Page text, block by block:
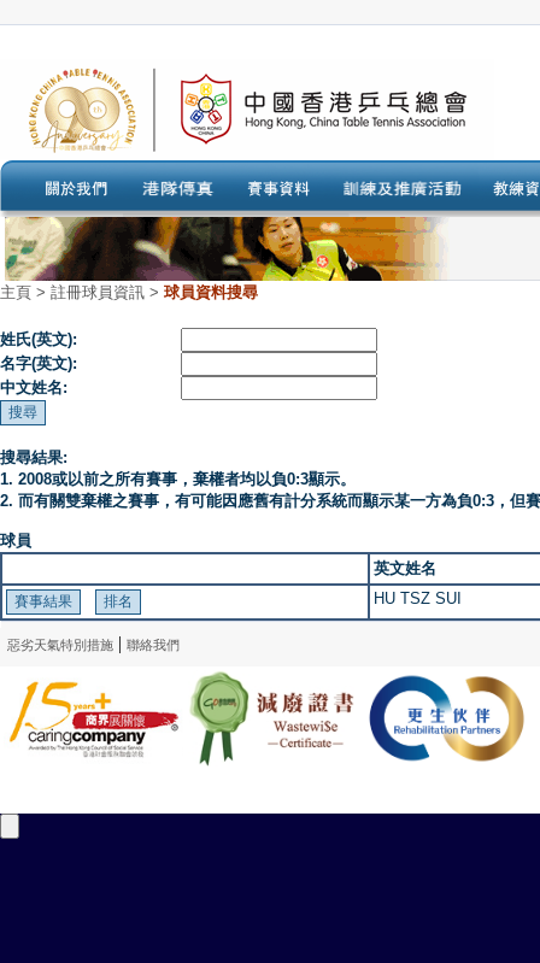
主頁 > 註冊球員資訊 > 球員資料搜尋
姓氏(英文):
名字(英文):
中文姓名:
搜尋結果:
1. 2008或以前之所有賽事，棄權者均以負0:3顯示。
2. 而有關雙棄權之賽事，有可能因應舊有計分系統而顯示某一方為負0:3，但
球員
英文姓名
HU TSZ SUI